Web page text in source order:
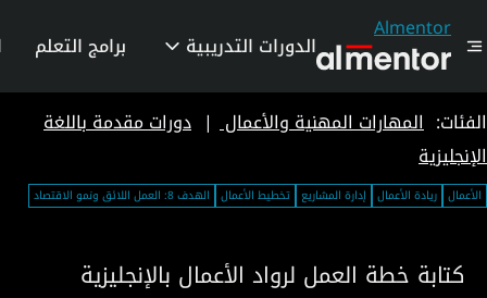
Almentor
الدورات التدريبية برامج التعلم
الفئات: المهارات المهنية والأعمال | دورات مقدمة باللغة
الإنجليزية
الأعمال ريادة الأعمال إدارة المشاريع تخطيط الأعمال الهدف 8: العمل اللائق ونمو الاقتصاد
كتابة خطة العمل لرواد الأعمال بالإنجليزية